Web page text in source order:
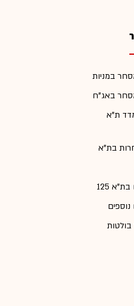
במניות
באג"ח
ת"א
בת"א
125
בולטות